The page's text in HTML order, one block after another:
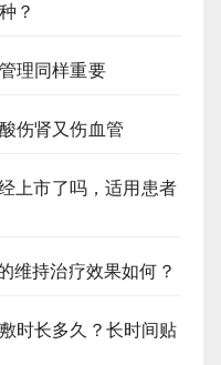
？
理同样重要
伤肾又伤血管
上市了吗，适用患者
维持治疗效果如何？
时长多久？长时间贴